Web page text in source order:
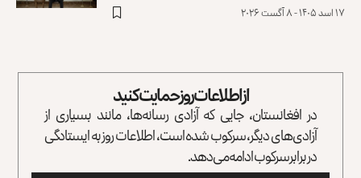
۱۷ اسد ۱۴۰۵ - ۸ آگست ۲۰۲۶
از اطلاعات روز حمایت کنید
در افغانستان، جایی که آزادی رسانه‌ها، مانند بسیاری از
آزادی‌های دیگر، سرکوب شده است، اطلاعات روز به ایستادگی
در برابر سرکوب ادامه می‌دهد.